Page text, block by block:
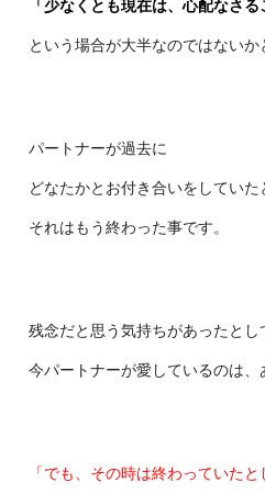
「少なくとも現在は、心配なさ
という場合が大半なのではないか
パートナーが過去に
どなたかとお付き合いをしていた
それはもう終わった事です。
残念だと思う気持ちがあったとし
今パートナーが愛しているのは、
「でも、その時は終わっていたと